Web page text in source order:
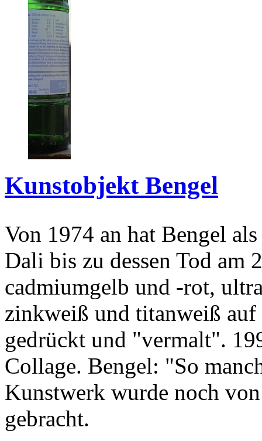
Kunstobjekt Bengel
Von 1974 an hat Bengel
Dali bis zu dessen Tod am
cadmiumgelb und -rot,
zinkweiß und titanweiß
gedrückt und "vermalt".
Collage. Bengel: "So
Kunstwerk wurde noch
gebracht.